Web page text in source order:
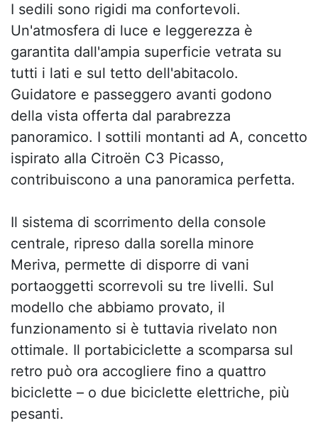
I sedili sono rigidi ma confortevoli.
Un'atmosfera di luce e leggerezza è
garantita dall'ampia superficie vetrata su
tutti i lati e sul tetto dell'abitacolo.
Guidatore e passeggero avanti godono
della vista offerta dal parabrezza
panoramico. I sottili montanti ad A, concetto
ispirato alla Citroën C3 Picasso,
contribuiscono a una panoramica perfetta.
Il sistema di scorrimento della console
centrale, ripreso dalla sorella minore
Meriva, permette di disporre di vani
portaoggetti scorrevoli su tre livelli. Sul
modello che abbiamo provato, il
funzionamento si è tuttavia rivelato non
ottimale. Il portabiciclette a scomparsa sul
retro può ora accogliere fino a quattro
biciclette – o due biciclette elettriche, più
pesanti.